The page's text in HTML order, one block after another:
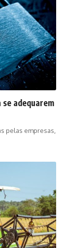
adequarem
pelas empresas,